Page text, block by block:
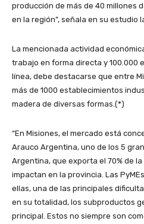
producción de más de 40 millones
en la región”, señala en su estudio
La mencionada actividad
trabajo en forma directa y 100.000
línea, debe destacarse que entre
más de 1000 establecimientos
madera de diversas formas.(*)
“En Misiones, el mercado está
Arauco Argentina, uno de los 5
Argentina, que exporta el 70% de
impactan en la provincia. Las
ellas, una de las principales
en su totalidad, los subproductos
principal. Estos no siempre son